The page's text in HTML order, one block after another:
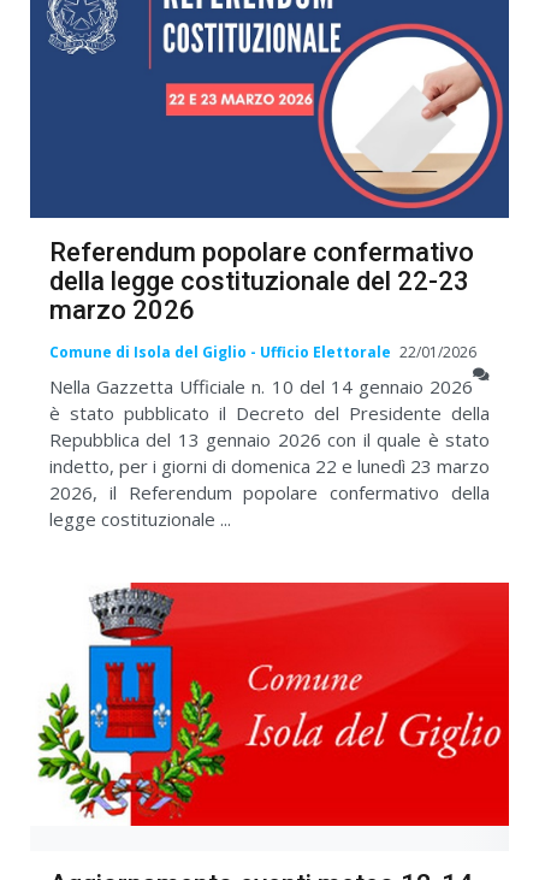
Referendum popolare confermativo
della legge costituzionale del 22-23
marzo 2026
Comune di Isola del Giglio - Ufficio Elettorale 22/01/2026
Nella Gazzetta Ufficiale n. 10 del 14 gennaio 2026
è stato pubblicato il Decreto del Presidente della
Repubblica del 13 gennaio 2026 con il quale è stato
indetto, per i giorni di domenica 22 e lunedì 23 marzo
2026, il Referendum popolare confermativo della
legge costituzionale ...